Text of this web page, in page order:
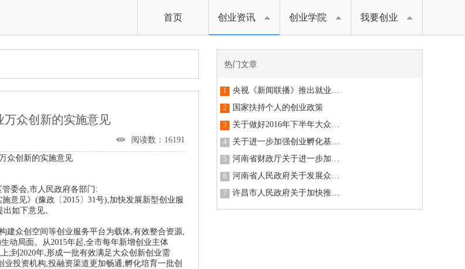
首页 创业资讯 创业学院 我要创业
万众创新的实施意见
阅读数：16191
众创新的实施意见
管委会,市人民政府各部门 :
意见》 (豫政〔 2015 〕 31号),加快发展新型创业服
出如下意见。
建众创空间等创业服务平台为载体,有效整合资源,
动局面。从2015年起,全市每年新增创业主体
;到 2020年,形成一批有效满足大众创新创业需
业投资机构,投融资渠道更加畅通 ;孵化培育一批创
热门文章
1 央视《新闻联播》推出就业专题报道：深入推进供给侧结构性改革，新动能打开就业新空间
2 国家扶持个人的创业政策
3 关于做好2016年下半年大众创业扶持项目申报工作的通知
4 关于进一步加强创业孵化基地(园区)建设的通知
5 河南省财政厅关于进一步加大大学生创业扶持力度的通知
6 河南省人民政府关于发展众创空间推进大众创新创业的实施意见
7 许昌市人民政府关于加快推进大众创业万众创新的实施意见